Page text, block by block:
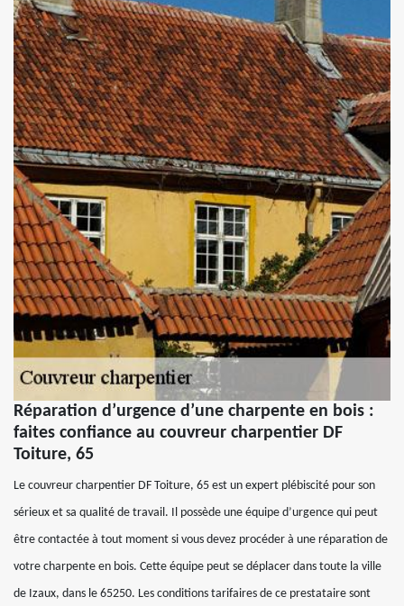
Réparation d’urgence d’une charpente en bois :
faites confiance au couvreur charpentier DF
Toiture, 65
Le couvreur charpentier DF Toiture, 65 est un expert plébiscité pour son
sérieux et sa qualité de travail. Il possède une équipe d’urgence qui peut
être contactée à tout moment si vous devez procéder à une réparation de
votre charpente en bois. Cette équipe peut se déplacer dans toute la ville
de Izaux, dans le 65250. Les conditions tarifaires de ce prestataire sont